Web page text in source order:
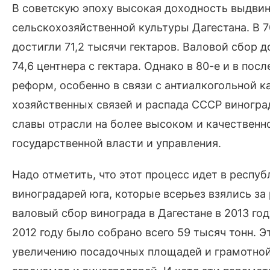
В советскую эпоху высокая доходность
сельскохозяйственной культуры Дагестана.
достигли 71,2 тысячи гектаров. Валовой сбор
74,6 центнера с гектара. Однако в 80-е и в
реформ, особенно в связи с антиалкогольной
хозяйственных связей и распада СССР
славы отрасли на более высоком и
государственной власти и управления.
Надо отметить, что этот процесс идет в
виноградарей юга, которые всерьез взялись
валовый сбор винограда в Дагестане в 2013
2012 году было собрано всего 59 тысяч тонн.
увеличению посадочных площадей и